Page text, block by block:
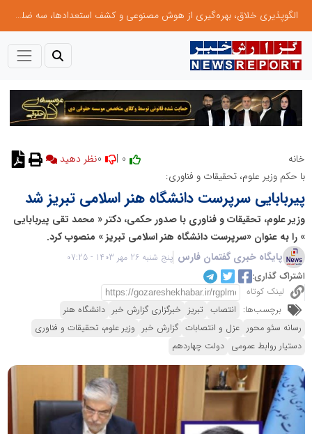
الگوپذیری خلاق، بهره‌گیری از هوش مصنوعی و کشف استعدادها، سه ضلع موفقیت جوانان کارآفرین
خانه
نظر دهید
با حکم وزیر علوم، تحقیقات و فناوری:
پیربابایی سرپرست دانشگاه هنر اسلامی تبریز شد
وزیر علوم، تحقیقات و فناوری با صدور حکمی، دکتر « محمد تقی پیربابایی
» را به عنوان «سرپرست دانشگاه هنر اسلامی تبریز » منصوب کرد.
پایگاه خبری گفتمان فارس پنج شنبه 26 مهر 1403 - 07:25
اشتراک گذاری:
لینک کوتاه
برچسب‌ها: انتصاب تبریز خبرگزاری گزارش خبر دانشگاه هنر
رسانه سئو محور عزل و انتصابات گزارش خبر وزیر علوم، تحقیقات و فناوری
دستیار روابط عمومی دولت چهاردهم